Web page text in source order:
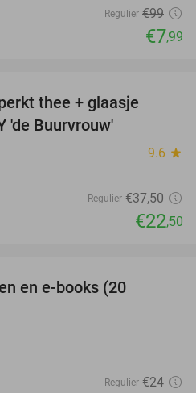
Regulier €99
€7,99
thee + glaasje
'de Buurvrouw'
9.6 star
Regulier €37,50
€22,50
en e-books (20
Regulier €24